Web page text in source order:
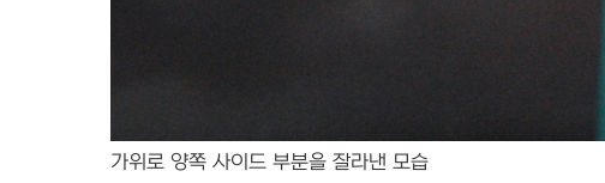
가위로 양쪽 사이드 부분을 잘라낸 모습